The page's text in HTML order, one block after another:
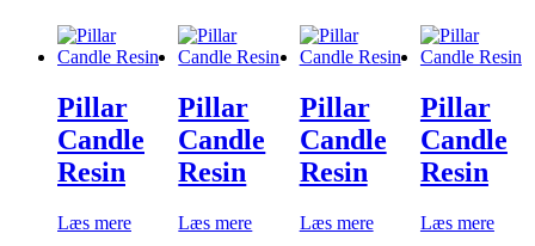
Pillar
Candle
Resin
Læs mere
Pillar
Candle
Resin
Læs mere
Pillar
Candle
Resin
Læs mere
Pillar
Candle
Resin
Læs mere